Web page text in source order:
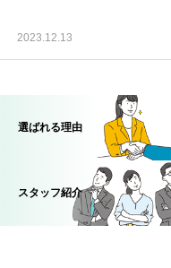
2023.12.13
選ばれる理由
スタッフ紹介